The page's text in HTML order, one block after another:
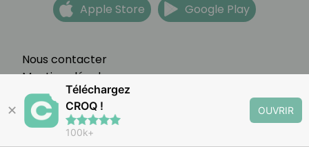
Nous contacter
Mentions légales
Partenariats
CGV
FAQ
Apple Store Google Play
✕
Téléchargez
CROQ !
100k+
OUVRIR